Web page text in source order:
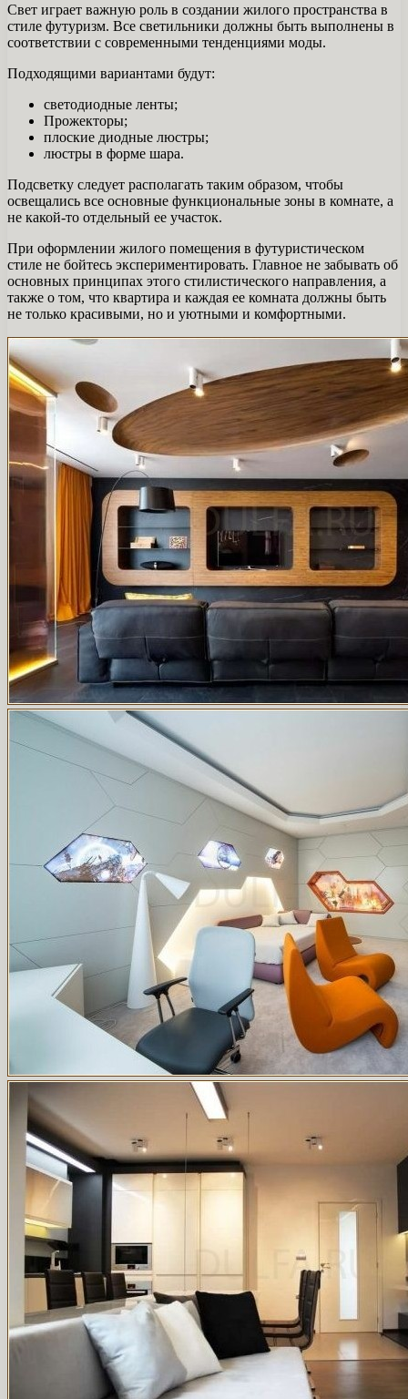
Свет играет важную роль в создании жилого пространства в
стиле футуризм. Все светильники должны быть выполнены в
соответствии с современными тенденциями моды.
Подходящими вариантами будут:
светодиодные ленты;
Прожекторы;
плоские диодные люстры;
люстры в форме шара.
Подсветку следует располагать таким образом, чтобы
освещались все основные функциональные зоны в комнате, а
не какой-то отдельный ее участок.
При оформлении жилого помещения в футуристическом
стиле не бойтесь экспериментировать. Главное не забывать об
основных принципах этого стилистического направления, а
также о том, что квартира и каждая ее комната должны быть
не только красивыми, но и уютными и комфортными.